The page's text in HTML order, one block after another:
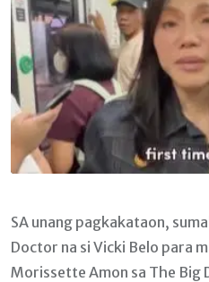
SA unang pagkakataon,
Doctor na si Vicki Belo para
Morissette Amon sa The Big